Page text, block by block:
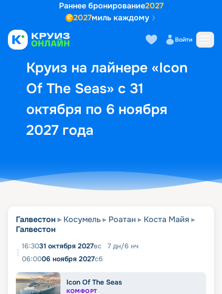
Раннее бронирование2027
2027миль каждому
Войти
Круиз на лайнере «Icon
Of The Seas» с 31
октября по 6 ноября
2027 года
Выбор кают Маршрут и
Галвестон Косумель Роатан
Коста Майя
Галвестон
16:3031 октября 2027вс 7 дн/6 нч
06:0006 ноября 2027сб
Icon Of The Seas
КОМФОРТ